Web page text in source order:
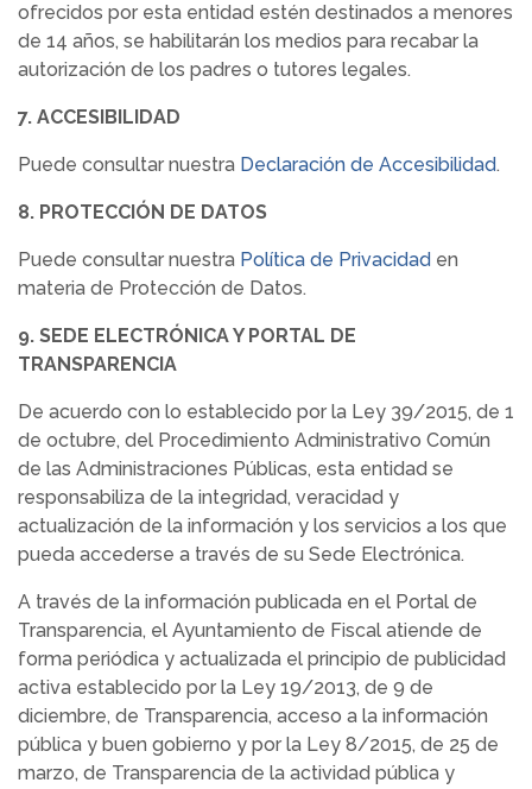
ofrecidos por esta entidad estén destinados a menores
de 14 años, se habilitarán los medios para recabar la
autorización de los padres o tutores legales.
7. ACCESIBILIDAD
Puede consultar nuestra Declaración de Accesibilidad.
8. PROTECCIÓN DE DATOS
Puede consultar nuestra Política de Privacidad en
materia de Protección de Datos.
9. SEDE ELECTRÓNICA Y PORTAL DE
TRANSPARENCIA
De acuerdo con lo establecido por la Ley 39/2015, de 1
de octubre, del Procedimiento Administrativo Común
de las Administraciones Públicas, esta entidad se
responsabiliza de la integridad, veracidad y
actualización de la información y los servicios a los que
pueda accederse a través de su Sede Electrónica.
A través de la información publicada en el Portal de
Transparencia, el Ayuntamiento de Fiscal atiende de
forma periódica y actualizada el principio de publicidad
activa establecido por la Ley 19/2013, de 9 de
diciembre, de Transparencia, acceso a la información
pública y buen gobierno y por la Ley 8/2015, de 25 de
marzo, de Transparencia de la actividad pública y